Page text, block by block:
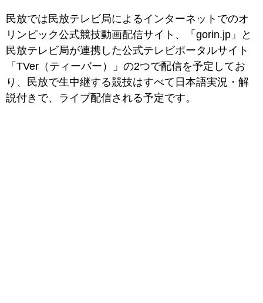
民放では民放テレビ局によるインターネットでのオ
リンピック公式競技動画配信サイト、「 gorin.jp」と
民放テレビ局が連携した公式テレビポータルサイト
「TVer（ティーバー）」の2つで配信を予定してお
り、民放で生中継する競技はすべて日本語実況・解
説付きで、ライブ配信される予定です。